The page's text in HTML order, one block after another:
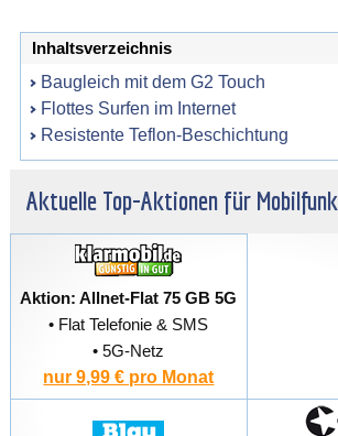
Inhaltsverzeichnis
Baugleich mit dem G2 Touch
Flottes Surfen im Internet
Resistente Teflon-Beschichtung
Aktuelle Top-Aktionen für Mobilfunk
Aktion: Allnet-Flat 75 GB 5G
• Flat Telefonie & SMS
• 5G-Netz
nur 9,99 € pro Monat